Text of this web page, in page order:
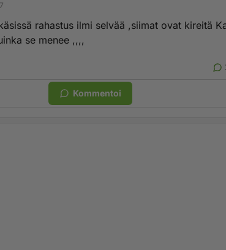
rahastus ilmi selvää ,siimat ovat kireitä
se menee ,,,,
Kommentoi